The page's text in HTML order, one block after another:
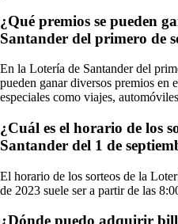
¿Qué premios se pueden
Santander del primero de
En la Lotería de Santander del
pueden ganar diversos premios en
especiales como viajes,
¿Cuál es el horario de los
Santander del 1 de
El horario de los sorteos de la
de 2023 suele ser a partir de las